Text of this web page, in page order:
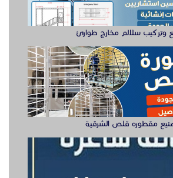
وتركيب سلالم مخارج طوارئ
مقطوره قلص الشرقية